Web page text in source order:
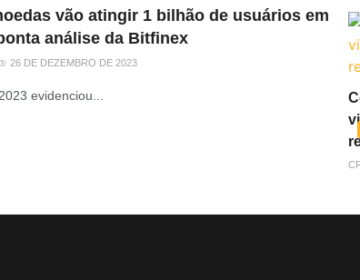
vão atingir 1 bilhão de usuários em
análise da Bitfinex
26 DE DEZEMBRO DE 2023
evidenciou...